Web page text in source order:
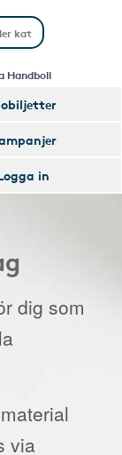
Handboll
in
dig som
via